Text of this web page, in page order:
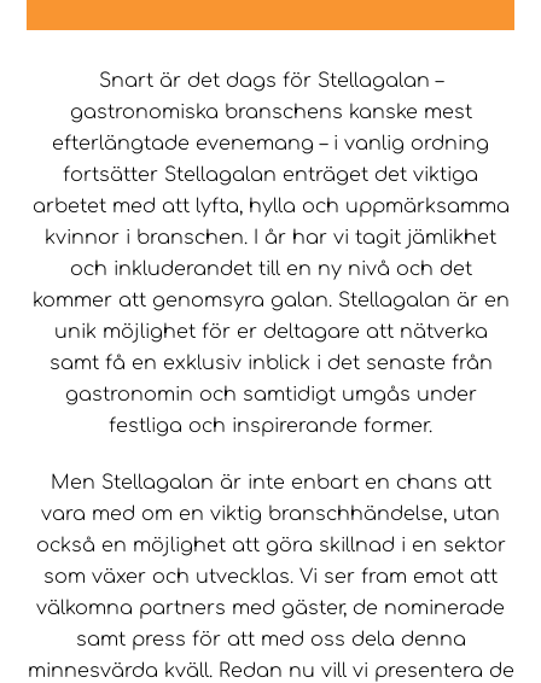
Snart är det dags för Stellagalan –
gastronomiska branschens kanske mest
efterlängtade evenemang – i vanlig ordning
fortsätter Stellagalan enträget det viktiga
arbetet med att lyfta, hylla och uppmärksamma
kvinnor i branschen. I år har vi tagit jämlikhet
och inkluderandet till en ny nivå och det
kommer att genomsyra galan. Stellagalan är en
unik möjlighet för er deltagare att nätverka
samt få en exklusiv inblick i det senaste från
gastronomin och samtidigt umgås under
festliga och inspirerande former.
Men Stellagalan är inte enbart en chans att
vara med om en viktig branschhändelse, utan
också en möjlighet att göra skillnad i en sektor
som växer och utvecklas. Vi ser fram emot att
välkomna partners med gäster, de nominerade
samt press för att med oss dela denna
minnesvärda kväll. Redan nu vill vi presentera de